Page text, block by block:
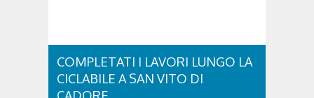
COMPLETATI I LAVORI LUNGO LA
CICLABILE A SAN VITO DI